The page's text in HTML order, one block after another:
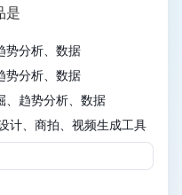
是
势分析、数据
势分析、数据
、趋势分析、数据
计、商拍、视频生成工具